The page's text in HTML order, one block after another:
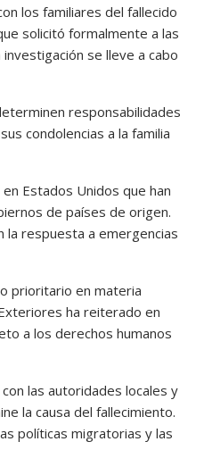
los familiares del fallecido
solicitó formalmente a las
se lleve a cabo
responsabilidades
condolencias a la familia
Estados Unidos que han
de países de origen.
la respuesta a emergencias
prioritario en materia
ha reiterado en
a los derechos humanos
las autoridades locales y
la causa del fallecimiento.
políticas migratorias y las